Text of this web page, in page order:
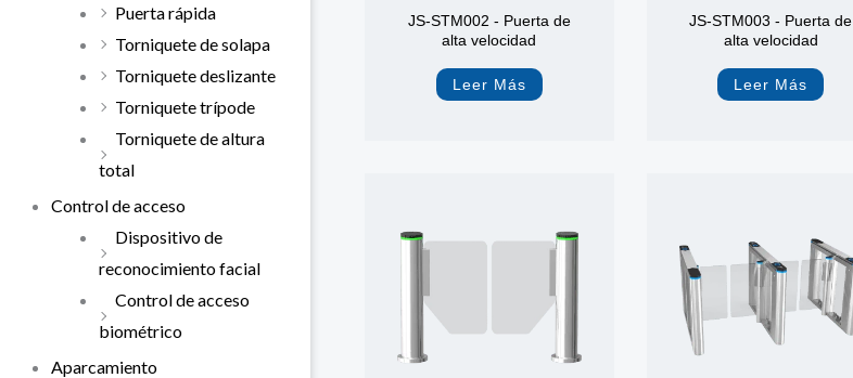
Puerta rápida
Torniquete de solapa
Torniquete deslizante
Torniquete trípode
Torniquete de altura
total
Control de acceso
Dispositivo de
reconocimiento facial
Control de acceso
biométrico
Aparcamiento
JS-STM002 - Puerta de
alta velocidad
Leer Más
JS-STM003 - Puerta de
alta velocidad
Leer Más